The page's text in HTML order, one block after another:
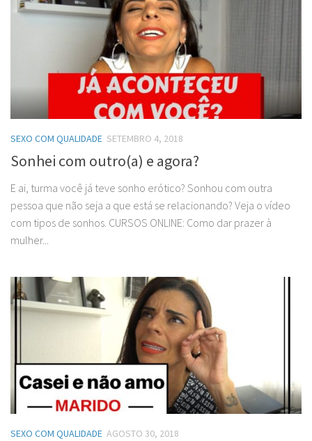
SEXO COM QUALIDADE SETEMBRO 4, 2018
Sonhei com outro(a) e agora?
E ai, turma você já teve sonho erótico? Sonhou com outra
pessoa que não seja a que está se relacionando? Veja o vídeo
com tipos de sonhos. CURSOS ONLINE: Como dar prazer à
mulher...
SEXO COM QUALIDADE AGOSTO 30, 2018